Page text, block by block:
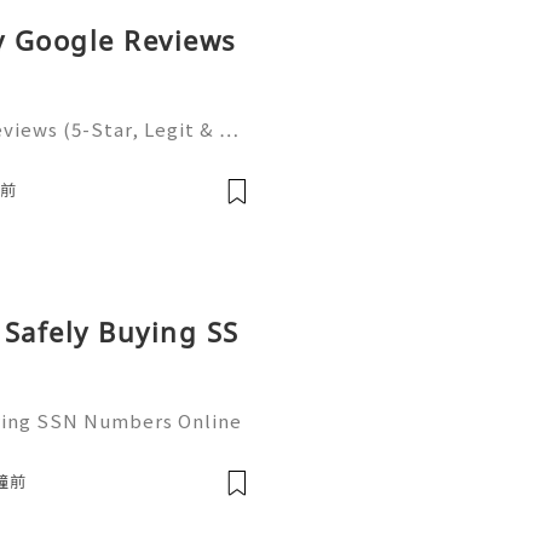
Google Reviews
(5-Star, Legit & …
infrastructure for
Buying SS
SSN Numbers Online
as the foundational infr
前